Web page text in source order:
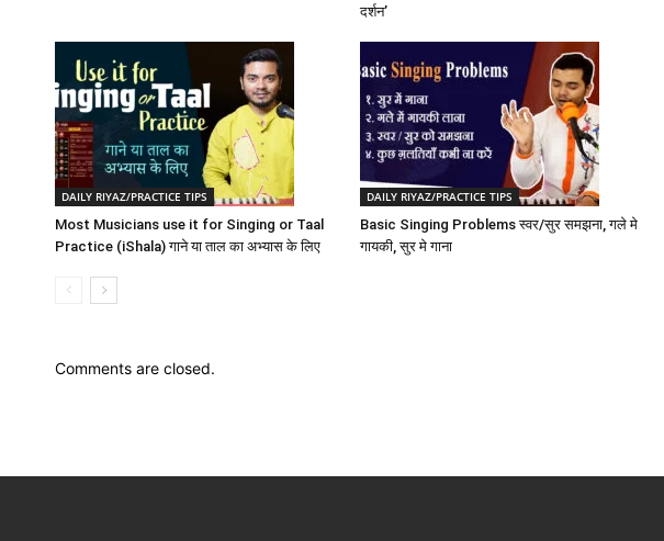
दर्शन’
DAILY RIYAZ/PRACTICE TIPS
Most Musicians use it for Singing or Taal
Practice (iShala) गाने या ताल का अभ्यास के लिए
DAILY RIYAZ/PRACTICE TIPS
Basic Singing Problems स्वर/सुर समझना, गले मे
गायकी, सुर मे गाना
Comments are closed.